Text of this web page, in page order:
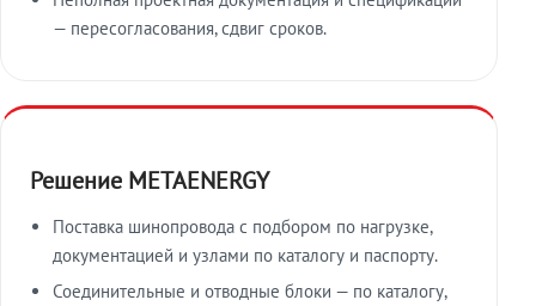
— пересогласования, сдвиг сроков.
Решение METAENERGY
Поставка шинопровода с подбором по нагрузке,
документацией и узлами по каталогу и паспорту.
Соединительные и отводные блоки — по каталогу,